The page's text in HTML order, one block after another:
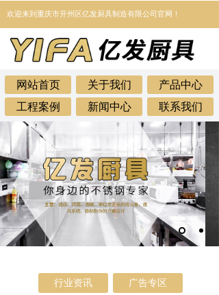
网站首页 关于我们
产品中心
工程案例
新闻中心 联系我们
欢迎来到 重庆市开州区亿发厨具制造有限公司官网！
行业资讯 广告专区